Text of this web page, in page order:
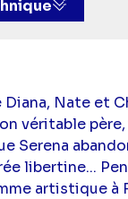
(la voix de
Nate et
véritable
Serena
libertine...
artistique à